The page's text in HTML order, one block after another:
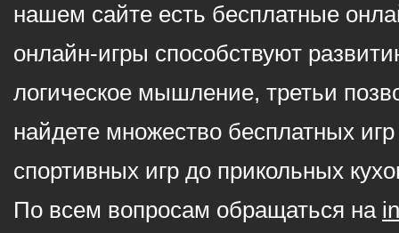
нашем сайте есть бесплатные
онлайн-игры способствуют
логическое мышление, третьи
найдете множество бесплатных
спортивных игр до прикольных
По всем вопросам обращаться на